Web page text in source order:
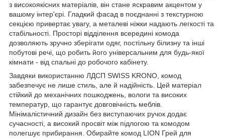
з високоякісних матеріалів, він стане яскравим акцентом у
вашому інтер'єрі. Гладкий фасад в поєднанні з текстурною
секцією привертає увагу, а металеві ніжки надають легкості та
стабільності. Просторі відділення всередині комода
дозволяють зручно зберігати одяг, постільну білизну та інші
побутові речі, що робить його універсальним для будь-якої
кімнати - від спальні до робочого кабінету.
Завдяки використанню ЛДСП SWISS KRONO, комод
забезпечує не лише стиль, але й надійність. Цей матеріал
стійкий до механічних пошкоджень, вологи та високих
температур, що гарантує довговічність меблів.
Мінімалістичний дизайн без виступаючих ручок додає
сучасності, а високий просвіт між підлогою та комодом
полегшує прибирання. Обирайте комод LION Грей для